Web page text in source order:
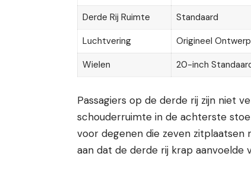
Derde Rij Ruimte
Standaard
Luchtvering
Origineel Ontwerp
Wielen
20-inch
Passagiers op de derde rij zijn niet
schouderruimte in de achterste
voor degenen die zeven
aan dat de derde rij krap aanvoelde